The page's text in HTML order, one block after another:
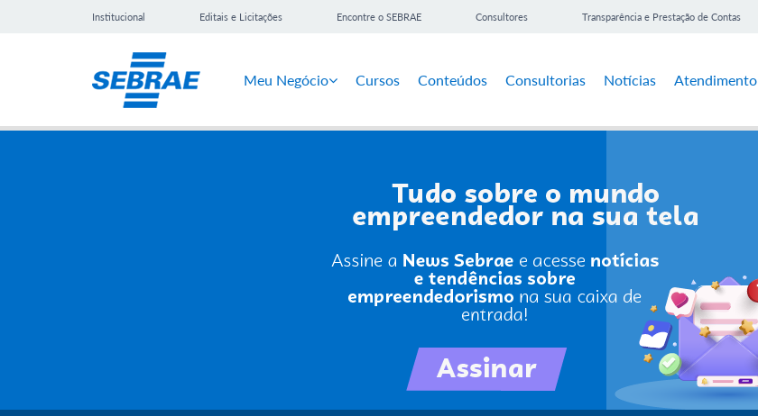
Institucional Editais e Licitações Encontre o SEBRAE Consultores Transparência e Prestação de Contas
Meu Negócio Cursos Conteúdos Consultorias Notícias Atendimento